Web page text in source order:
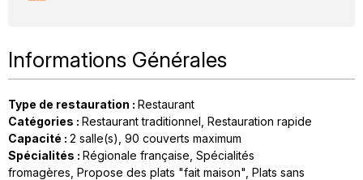
Informations Générales
Type de restauration : Restaurant
Catégories : Restaurant traditionnel Restauration rapide
Capacité : 2 salle(s) 90 couverts maximum
Spécialités : Régionale française Spécialités
fromagères Propose des plats "fait maison" Plats sans